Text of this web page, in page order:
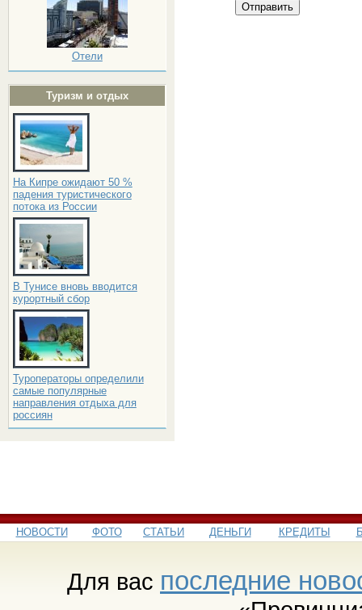
Отели
Туризм и отдых
На Кипре ожидают 50 %
падения туристического
потока из России
В Тунисе вновь вводится
курортный сбор
Туроператоры определили
самые популярные
направления отдыха для
россиян
Отправить
НОВОСТИ ФОТО СТАТЬИ ДЕНЬГИ КРЕДИТЫ
Для вас последние